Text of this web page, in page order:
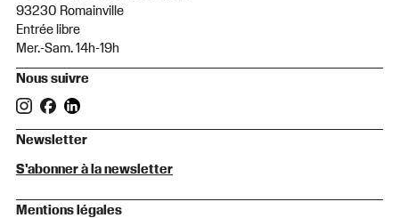
93230 Romainville
Entrée libre
Mer.-Sam. 14h-19h
Nous suivre
Newsletter
S'abonner à la newsletter
Mentions légales